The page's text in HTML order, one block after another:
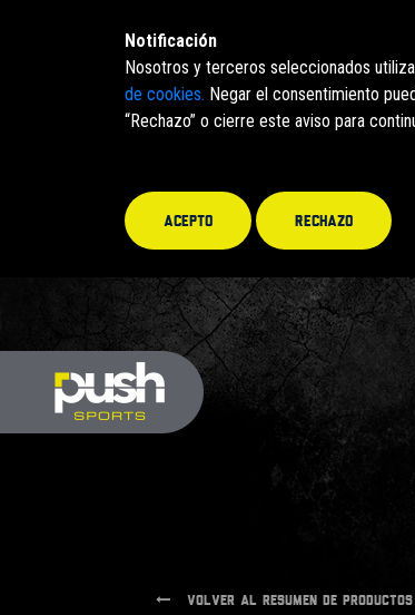
Notificación
Nosotros y terceros seleccionados
de cookies. Negar el consentimiento
“Rechazo” o cierre este aviso para
Acepto Rechazo
VOLVER AL RESUMEN DE PRODUCTOS